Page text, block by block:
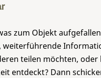
zum Objekt
weiterführende
teilen möchten, oder
entdeckt? Dann